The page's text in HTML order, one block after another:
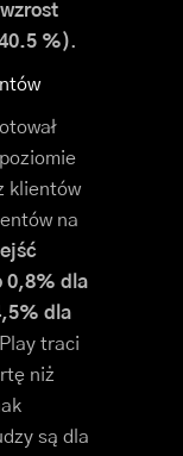
wzrost
%).
klientów
na
0,8% dla
dla
traci
niż
są dla